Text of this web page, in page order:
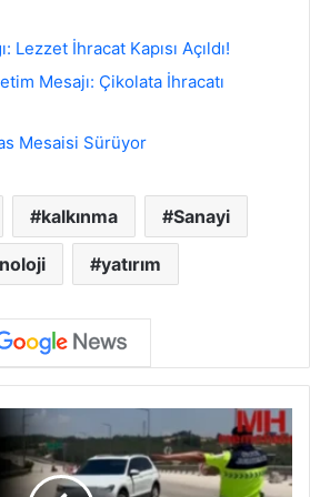
Lezzet İhracat Kapısı Açıldı!
Mesajı: Çikolata İhracatı
Mesaisi Sürüyor
kalkınma Sanayi
yatırım